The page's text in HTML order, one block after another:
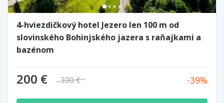
4-hviezdičkový hotel Jezero len 100 m od
slovinského Bohinjského jazera s raňajkami a
bazénom
200 € 330 € 39